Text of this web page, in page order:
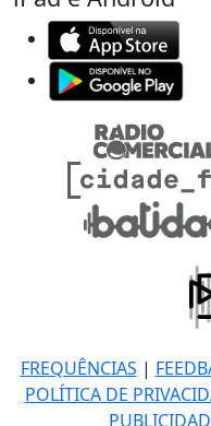
FREQUÊNCIAS |
POLÍTICA DE